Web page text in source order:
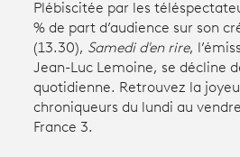
Participer et assister à une
À votre écoute
Productions et innovation
Plébiscitée par les
% de part d’audience sur son
(13.30), Samedi d'en rire,
Jean-Luc Lemoine, se décline
quotidienne. Retrouvez la
chroniqueurs du lundi au
France 3.